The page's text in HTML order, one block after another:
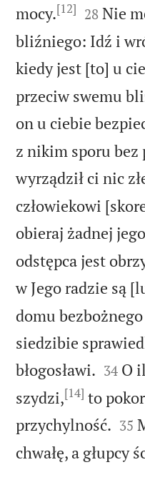
mocy.[12] 

28 Nie
bliźniego: Idź i
kiedy jest [to] u
przeciw swemu
on u ciebie
z nikim sporu bez
wyrządził ci nic
człowiekowi
obieraj żadnej
odstępca jest
w Jego radzie są
domu
siedzibie
błogosławi. 

34 O
szydzi,[14] to
przychylność. 

35
chwałę, a głupcy